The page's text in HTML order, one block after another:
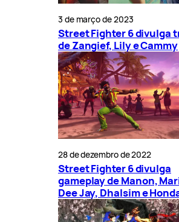
3 de março de 2023
Street Fighter 6 divulga
de Zangief, Lily e Cammy
28 de dezembro de 2022
Street Fighter 6 divulga
gameplay de Manon,
Dee Jay, Dhalsim e